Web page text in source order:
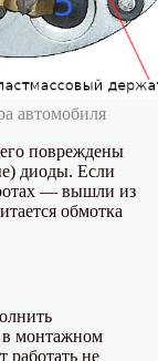
автомобиля
повреждены
диоды. Если
— вышли из
обмотка
в монтажном
работать не